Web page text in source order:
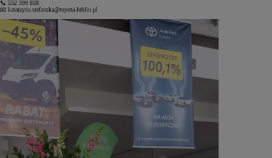
📞 532 399 838
📧 katarzyna.stefanska@toyota-lublin.pl